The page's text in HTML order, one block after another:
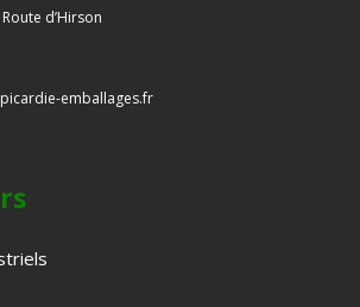
d’Hirson
emballages.fr